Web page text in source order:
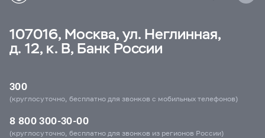
107016, Москва, ул. Неглинная,
д. 12, к. В, Банк России
300
(круглосуточно, бесплатно для звонков с мобильных телефонов)
8 800 300-30-00
(круглосуточно, бесплатно для звонков из регионов России)